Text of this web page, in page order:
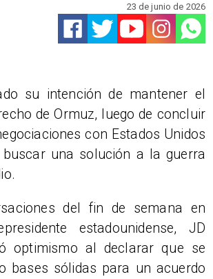
23 de junio de 2026
su intención de mantener el
de Ormuz, luego de concluir
con Estados Unidos
una solución a la guerra
del fin de semana en
estadounidense, JD
optimismo al declarar que se
bases sólidas para un acuerdo